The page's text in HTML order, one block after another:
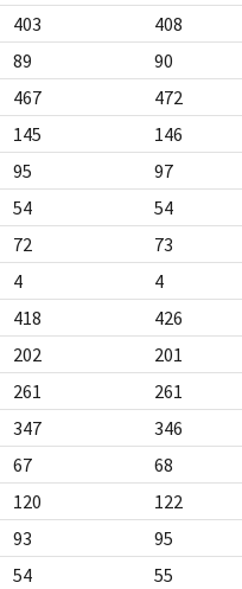
403 408
89 90
467 472
145 146
95 97
54 54
72 73
4 4
418 426
202 201
261 261
347 346
67 68
120 122
93 95
54 55